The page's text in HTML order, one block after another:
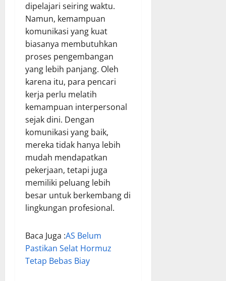
dipelajari seiring waktu.
Namun, kemampuan
komunikasi yang kuat
biasanya membutuhkan
proses pengembangan
yang lebih panjang. Oleh
karena itu, para pencari
kerja perlu melatih
kemampuan interpersonal
sejak dini. Dengan
komunikasi yang baik,
mereka tidak hanya lebih
mudah mendapatkan
pekerjaan, tetapi juga
memiliki peluang lebih
besar untuk berkembang di
lingkungan profesional.
Baca Juga :AS Belum
Pastikan Selat Hormuz
Tetap Bebas Biay